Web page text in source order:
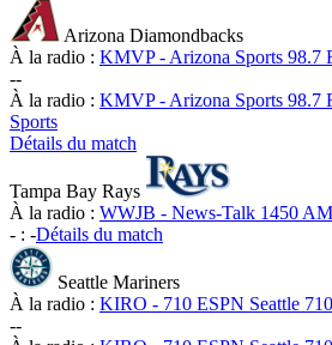
Arizona Diamondbacks
À la radio : KMVP - Arizona Sports 98.7
--
À la radio : KMVP - Arizona Sports 98.7
Sports
Détails du match
Tampa Bay Rays
À la radio : WWJB - News-Talk 1450 AM
- : -Détails du match
Seattle Mariners
À la radio : KIRO - 710 ESPN Seattle
--